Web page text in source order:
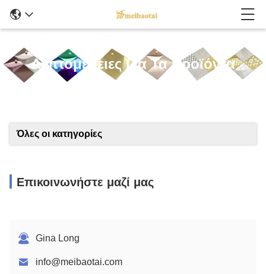
Λεπτομέρειες Για Τα Προϊόντα
Όλες οι κατηγορίες
Επικοινωνήστε μαζί μας
Gina Long
info@meibaotai.com